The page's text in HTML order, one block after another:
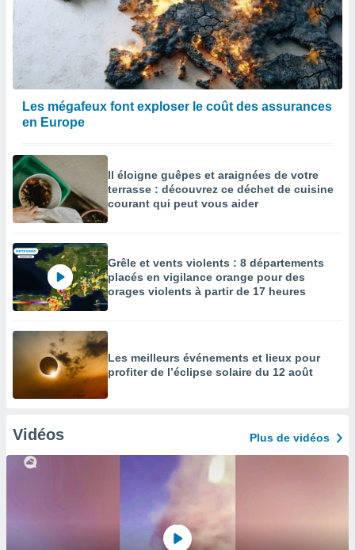
Les mégafeux font exploser le coût des assurances
en Europe
Il éloigne guêpes et araignées de votre
terrasse : découvrez ce déchet de cuisine
courant qui peut vous aider
Grêle et vents violents : 8 départements
placés en vigilance orange pour des
orages violents à partir de 17 heures
Les meilleurs événements et lieux pour
profiter de l’éclipse solaire du 12 août
Vidéos Plus de vidéos